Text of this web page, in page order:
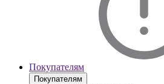
Покупателям
Покупателям